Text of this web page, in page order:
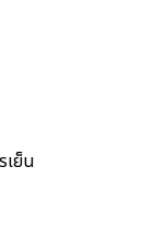
ย็น